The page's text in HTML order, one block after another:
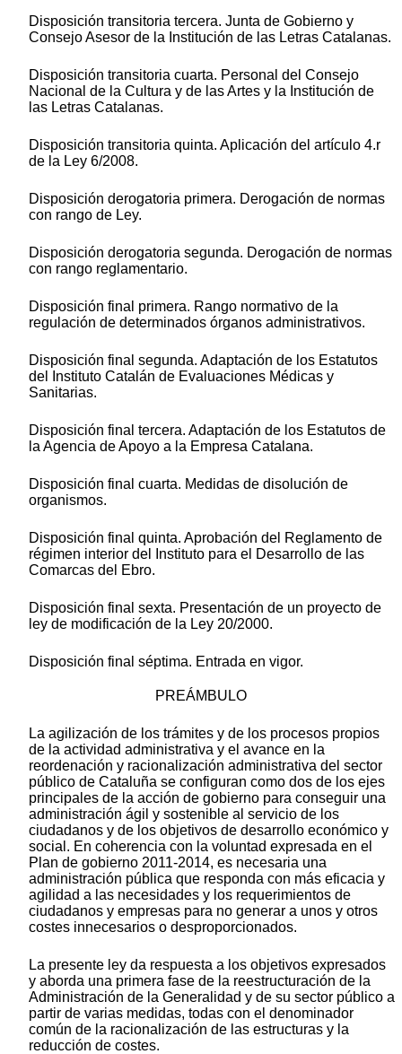
Disposición transitoria tercera. Junta de Gobierno y
Consejo Asesor de la Institución de las Letras Catalanas.
Disposición transitoria cuarta. Personal del Consejo
Nacional de la Cultura y de las Artes y la Institución de
las Letras Catalanas.
Disposición transitoria quinta. Aplicación del artículo 4.r
de la Ley 6/2008.
Disposición derogatoria primera. Derogación de normas
con rango de Ley.
Disposición derogatoria segunda. Derogación de normas
con rango reglamentario.
Disposición final primera. Rango normativo de la
regulación de determinados órganos administrativos.
Disposición final segunda. Adaptación de los Estatutos
del Instituto Catalán de Evaluaciones Médicas y
Sanitarias.
Disposición final tercera. Adaptación de los Estatutos de
la Agencia de Apoyo a la Empresa Catalana.
Disposición final cuarta. Medidas de disolución de
organismos.
Disposición final quinta. Aprobación del Reglamento de
régimen interior del Instituto para el Desarrollo de las
Comarcas del Ebro.
Disposición final sexta. Presentación de un proyecto de
ley de modificación de la Ley 20/2000.
Disposición final séptima. Entrada en vigor.
PREÁMBULO
La agilización de los trámites y de los procesos propios
de la actividad administrativa y el avance en la
reordenación y racionalización administrativa del sector
público de Cataluña se configuran como dos de los ejes
principales de la acción de gobierno para conseguir una
administración ágil y sostenible al servicio de los
ciudadanos y de los objetivos de desarrollo económico y
social. En coherencia con la voluntad expresada en el
Plan de gobierno 2011-2014, es necesaria una
administración pública que responda con más eficacia y
agilidad a las necesidades y los requerimientos de
ciudadanos y empresas para no generar a unos y otros
costes innecesarios o desproporcionados.
La presente ley da respuesta a los objetivos expresados
y aborda una primera fase de la reestructuración de la
Administración de la Generalidad y de su sector público a
partir de varias medidas, todas con el denominador
común de la racionalización de las estructuras y la
reducción de costes.